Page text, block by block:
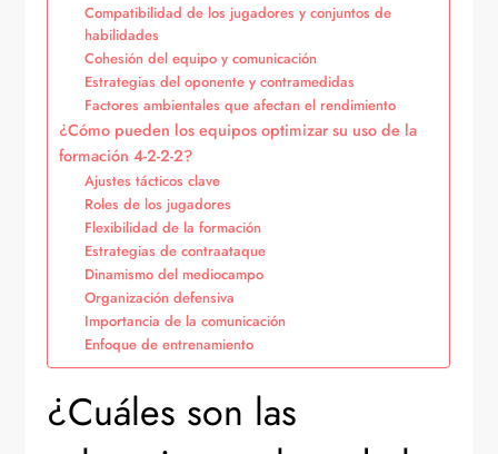
Compatibilidad de los jugadores y conjuntos de
habilidades
Cohesión del equipo y comunicación
Estrategias del oponente y contramedidas
Factores ambientales que afectan el rendimiento
¿Cómo pueden los equipos optimizar su uso de la
formación 4-2-2-2?
Ajustes tácticos clave
Roles de los jugadores
Flexibilidad de la formación
Estrategias de contraataque
Dinamismo del mediocampo
Organización defensiva
Importancia de la comunicación
Enfoque de entrenamiento
¿Cuáles son las